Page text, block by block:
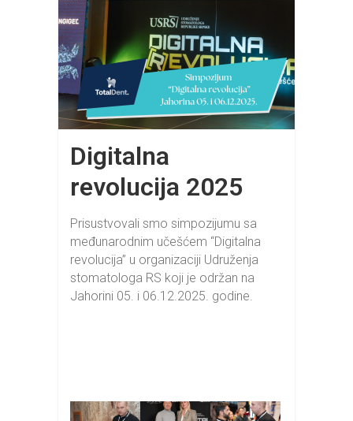
Digitalna
revolucija 2025
Prisustvovali smo simpozijumu sa
međunarodnim učešćem “Digitalna
revolucija” u organizaciji Udruženja
stomatologa RS koji je održan na
Jahorini 05. i 06.12.2025. godine.